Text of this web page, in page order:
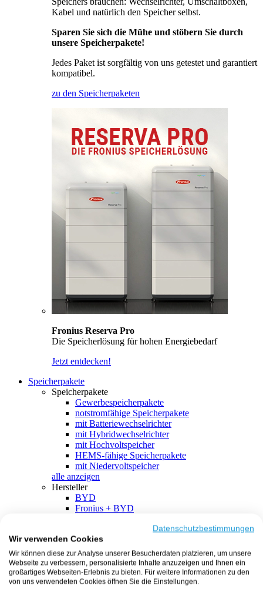
Kabel und natürlich den Speicher selbst.
Sparen Sie sich die Mühe und stöbern Sie durch
unsere Speicherpakete!
Jedes Paket ist sorgfältig von uns getestet und garantiert
kompatibel.
zu den Speicherpaketen
Fronius Reserva Pro
Die Speicherlösung für hohen Energiebedarf
Jetzt entdecken!
Speicherpakete
Speicherpakete
Gewerbespeicherpakete
notstromfähige Speicherpakete
mit Batteriewechselrichter
mit Hybridwechselrichter
mit Hochvoltspeicher
HEMS-fähige Speicherpakete
mit Niedervoltspeicher
alle anzeigen
Hersteller
BYD
Fronius + BYD
SMA + BYD
EcoFlow
EcoFlow + EcoFlow
FENECON
FENECON + FENECON
Datenschutzbestimmungen
Wir verwenden Cookies
Wir können diese zur Analyse unserer Besucherdaten platzieren, um unsere
Webseite zu verbessern, personalisierte Inhalte anzuzeigen und Ihnen ein
großartiges Webseiten-Erlebnis zu bieten. Für weitere Informationen zu den
von uns verwendeten Cookies öffnen Sie die Einstellungen.